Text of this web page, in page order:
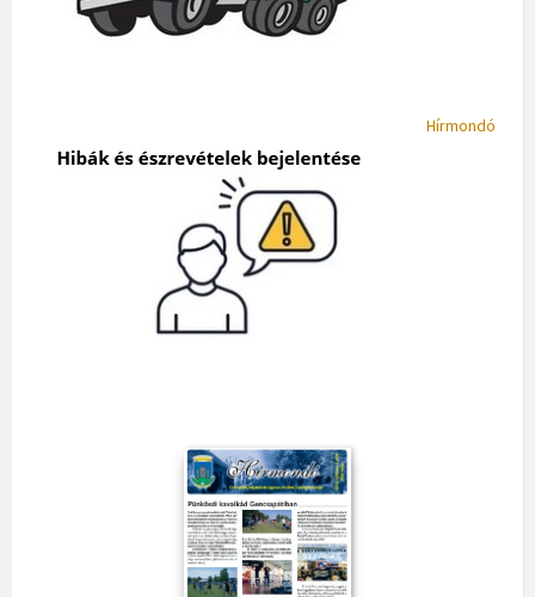
Hírmondó